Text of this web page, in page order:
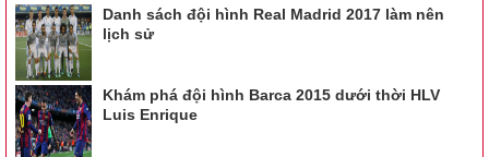
Danh sách đội hình Real Madrid 2017 làm nên
lịch sử
Khám phá đội hình Barca 2015 dưới thời HLV
Luis Enrique